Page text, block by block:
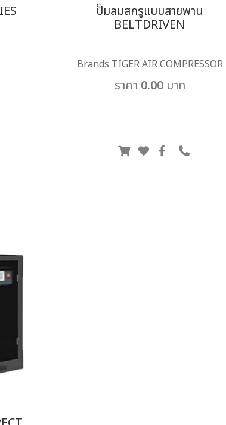
ปั๊มลมสกรูแบบสายพาน
BELTDRIVEN
Brands TIGER AIR COMPRESSOR
ราคา 0.00 บาท